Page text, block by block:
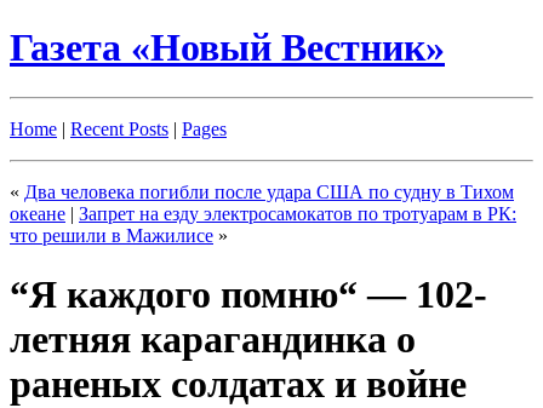
Газета «Новый Вестник»
Home | Recent Posts | Pages
« Два человека погибли после удара США по судну в Тихом
океане | Запрет на езду электросамокатов по тротуарам в РК:
что решили в Мажилисе »
“Я каждого помню“ — 102-
летняя карагандинка о
раненых солдатах и войне